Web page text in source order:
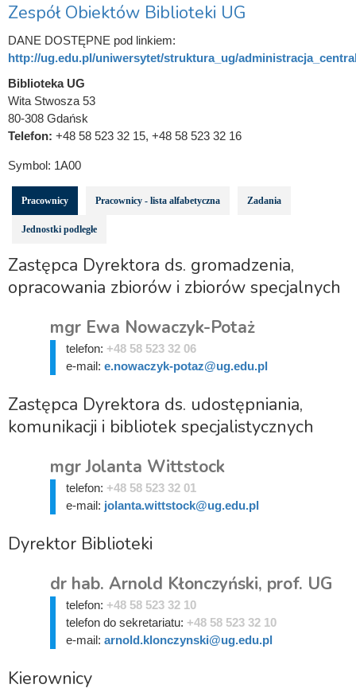
Zespół Obiektów Biblioteki UG
DANE DOSTĘPNE pod linkiem:
http://ug.edu.pl/uniwersytet/struktura_ug/
Biblioteka UG
Wita Stwosza 53
80-308 Gdańsk
Telefon: +48 58 523 32 15, +48 58 523 32 16
Symbol: 1A00
Pracownicy Pracownicy - lista alfabetyczna Zadania
Jednostki podległe
Zastępca Dyrektora ds. gromadzenia,
opracowania zbiorów i zbiorów specjalnych
mgr Ewa Nowaczyk-Potaż
telefon: +48 58 523 32 06
e-mail: e.nowaczyk-potaz@ug.edu.pl
Zastępca Dyrektora ds. udostępniania,
komunikacji i bibliotek specjalistycznych
mgr Jolanta Wittstock
telefon: +48 58 523 32 01
e-mail: jolanta.wittstock@ug.edu.pl
Dyrektor Biblioteki
dr hab. Arnold Kłonczyński, prof. UG
telefon: +48 58 523 32 10
telefon do sekretariatu: +48 58 523 32 10
e-mail: arnold.klonczynski@ug.edu.pl
Kierownicy